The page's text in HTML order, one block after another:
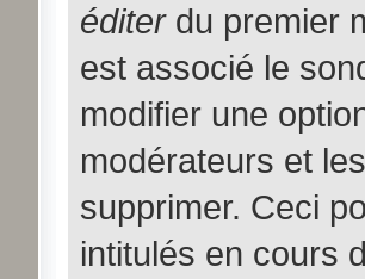
éditerdu premier
est associé le
modifier une
modérateurs et
supprimer. Ceci
intitulés en cours